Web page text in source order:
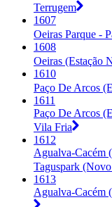
Terrugem
1607
Oeiras Parque -
1608
Oeiras (Estação
1610
Paço De Arcos
1611
Paço De Arcos
Vila Fria
1612
Agualva-Cacém
Taguspark
1613
Agualva-Cacém